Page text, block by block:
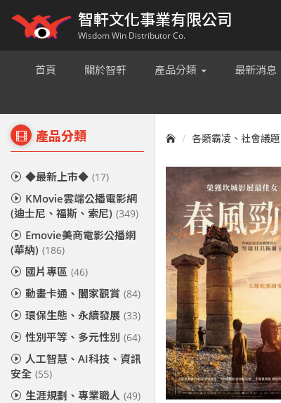
智軒文化事業有限公司
Wisdom Win Distributor Co.
首頁 關於智軒 產品分類 最新消息
產品分類
◆最新上市◆ (17)
KMovie雲端公播電影網
(迪士尼、福斯、索尼) (349)
Emovie美商電影公播網
(華納) (186)
國片專區 (46)
動畫卡通、闔家觀賞 (84)
環保生態、永續發展 (33)
性別平等、多元性別 (64)
人工智慧、AI科技、資訊
安全 (55)
生涯規劃、專業職人 (49)
各類霸凌、社會議題